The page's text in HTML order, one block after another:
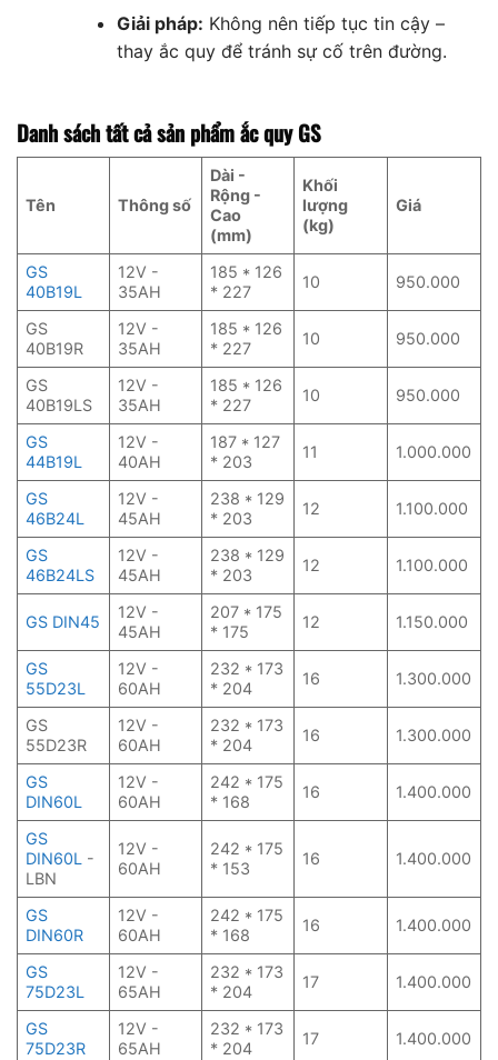
Giải pháp: Không nên tiếp tục tin cậy –
thay ắc quy để tránh sự cố trên đường.
Danh sách tất cả sản phẩm ắc quy GS
Tên Thông số
Dài -
Rộng -
Cao
(mm)
Khối
lượng
(kg)
Giá
GS
40B19L
12V -
35AH
185 * 126
* 227
10 950.000
GS
40B19R
12V -
35AH
185 * 126
* 227
10 950.000
GS
40B19LS
12V -
35AH
185 * 126
* 227
10 950.000
GS
44B19L
12V -
40AH
187 * 127
* 203
11 1.000.000
GS
46B24L
12V -
45AH
238 * 129
* 203
12 1.100.000
GS
46B24LS
12V -
45AH
238 * 129
* 203
12 1.100.000
GS DIN45
12V -
45AH
207 * 175
* 175
12 1.150.000
GS
55D23L
12V -
60AH
232 * 173
* 204
16 1.300.000
GS
55D23R
12V -
60AH
232 * 173
* 204
16 1.300.000
GS
DIN60L
12V -
60AH
242 * 175
* 168
16 1.400.000
GS
DIN60L -
LBN
12V -
60AH
242 * 175
* 153
16 1.400.000
GS
DIN60R
12V -
60AH
242 * 175
* 168
16 1.400.000
GS
75D23L
12V -
65AH
232 * 173
* 204
17 1.400.000
GS
75D23R
12V -
65AH
232 * 173
* 204
17 1.400.000